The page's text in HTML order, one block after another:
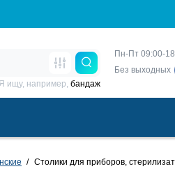
Пн-Пт 09:00-
Без выходных
Я ищу, например, бандаж
Столики для приборов,